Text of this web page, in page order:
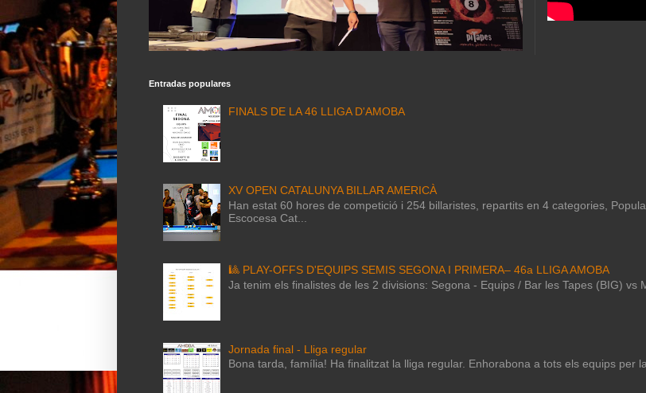
Entradas populares
FINALS DE LA 46 LLIGA D'AMOBA
XV OPEN CATALUNYA BILLAR AMERICÀ
Han estat 60 hores de competició i 254 billaristes, repartits en 4 categories,
Escocesa Cat...
🎱 PLAY-OFFS D'EQUIPS SEMIS SEGONA I PRIMERA– 46a LLIGA AMOBA
Ja tenim els finalistes de les 2 divisions: Segona - Equips / Bar les Tapes (BIG) vs
Jornada final - Lliga regular
Bona tarda, família! Ha finalitzat la lliga regular. Enhorabona a tots els equips per